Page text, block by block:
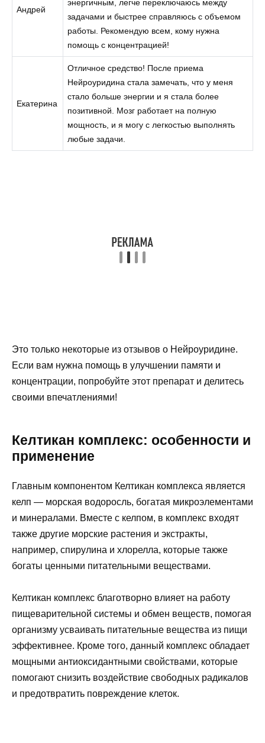
Андрей
энергичным, легче переключаюсь между
задачами и быстрее справляюсь с объемом
работы. Рекомендую всем, кому нужна
помощь с концентрацией!
Екатерина
Отличное средство! После приема
Нейроуридина стала замечать, что у меня
стало больше энергии и я стала более
позитивной. Мозг работает на полную
мощность, и я могу с легкостью выполнять
любые задачи.
Это только некоторые из отзывов о Нейроуридине.
Если вам нужна помощь в улучшении памяти и
концентрации, попробуйте этот препарат и делитесь
своими впечатлениями!
Келтикан комплекс: особенности и
применение
Главным компонентом Келтикан комплекса является
келп — морская водоросль, богатая микроэлементами
и минералами. Вместе с келпом, в комплекс входят
также другие морские растения и экстракты,
например, спирулина и хлорелла, которые также
богаты ценными питательными веществами.
Келтикан комплекс благотворно влияет на работу
пищеварительной системы и обмен веществ, помогая
организму усваивать питательные вещества из пищи
эффективнее. Кроме того, данный комплекс обладает
мощными антиоксидантными свойствами, которые
помогают снизить воздействие свободных радикалов
и предотвратить повреждение клеток.